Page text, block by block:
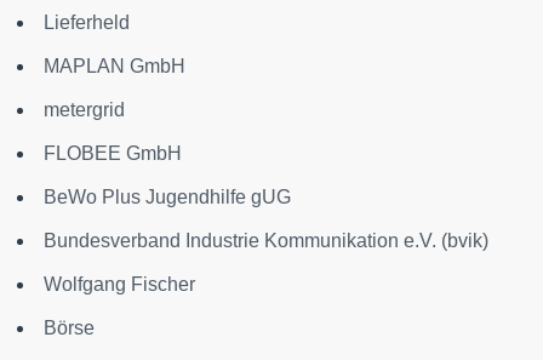
Lieferheld
MAPLAN GmbH
metergrid
FLOBEE GmbH
BeWo Plus Jugendhilfe gUG
Bundesverband Industrie Kommunikation e.V. (bvik)
Wolfgang Fischer
Börse